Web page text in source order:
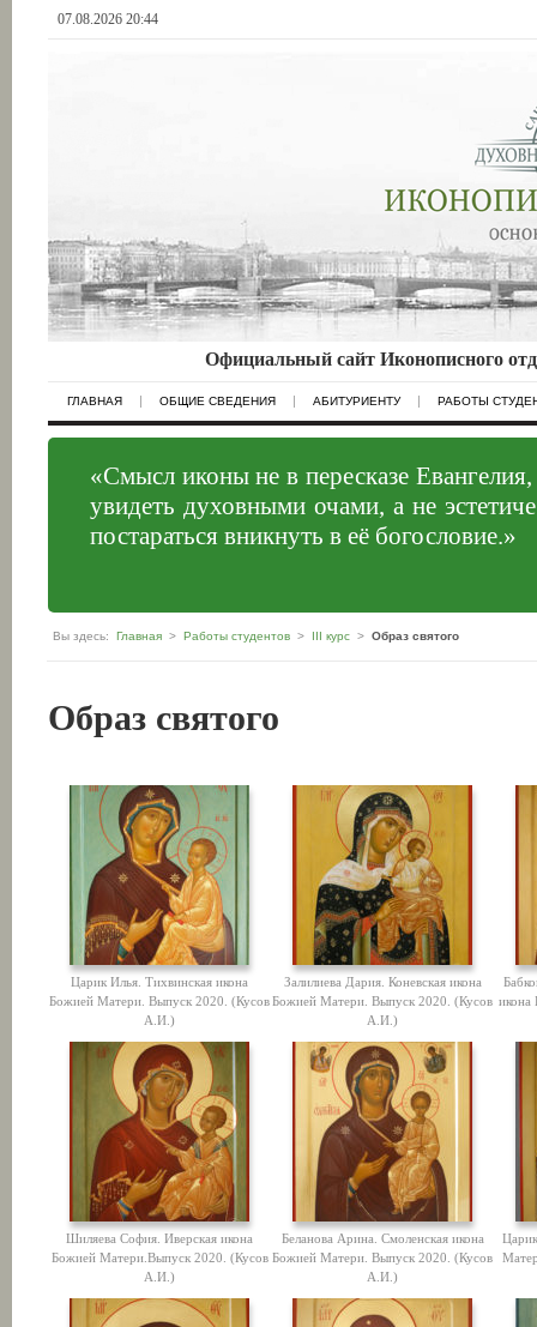
07.08.2026 20:44
Официальный сайт Иконописного
ГЛАВНАЯ ОБЩИЕ СВЕДЕНИЯ АБИТУРИЕНТУ РАБОТЫ
«Смысл иконы не в пересказе
увидеть духовными очами, а не
постараться вникнуть в её богословие.»
Вы здесь: Главная > Работы студентов > III курс > Образ святого
Образ святого
Царик Илья. Тихвинская икона
Божией Матери. Выпуск 2020. (Кусов
А.И.)
Залилиева Дария. Коневская икона
Божией Матери. Выпуск 2020. (Кусов
А.И.)
икона
Шиляева София. Иверская икона
Божией Матери.Выпуск 2020. (Кусов
А.И.)
Беланова Арина. Смоленская икона
Божией Матери. Выпуск 2020. (Кусов
А.И.)